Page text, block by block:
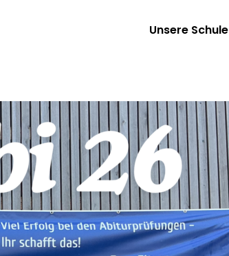
Unsere Schule